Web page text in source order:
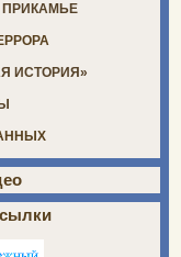
ПРИКАМЬЕ
ИСТОРИЯ»